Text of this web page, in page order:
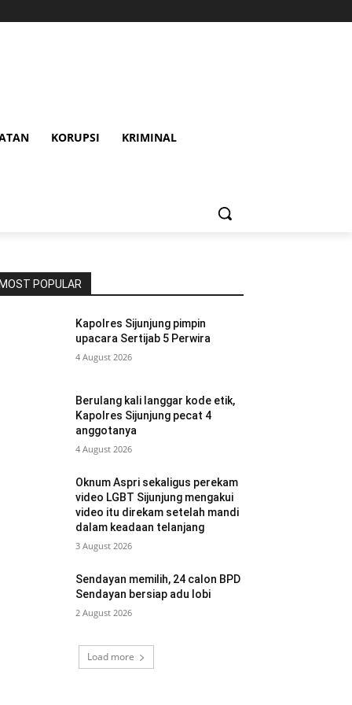
KORUPSI KRIMINAL
MOST POPULAR
Kapolres Sijunjung pimpin
upacara Sertijab 5 Perwira
4 August 2026
Berulang kali langgar kode etik,
Kapolres Sijunjung pecat 4
anggotanya
4 August 2026
Oknum Aspri sekaligus perekam
video LGBT Sijunjung mengakui
video itu direkam setelah mandi
dalam keadaan telanjang
3 August 2026
Sendayan memilih, 24 calon BPD
Sendayan bersiap adu lobi
2 August 2026
Load more